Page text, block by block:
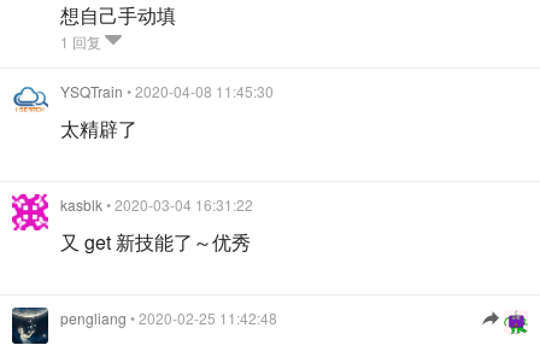
想自己手动填
1 回复
YSQTrain • 2020-04-08 11:45:30
太精辟了
kasblk• 2020-03-04 16:31:22
又 get 新技能了～优秀
pengliang • 2020-02-25 11:42:48